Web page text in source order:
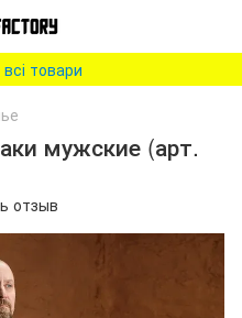
товари
мужские (арт.
отзыв